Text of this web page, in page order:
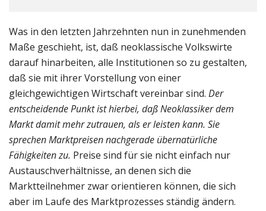
Was in den letzten Jahrzehnten nun in zunehmenden
Maße geschieht, ist, daß neoklassische Volkswirte
darauf hinarbeiten, alle Institutionen so zu gestalten,
daß sie mit ihrer Vorstellung von einer
gleichgewichtigen Wirtschaft vereinbar sind. Der
entscheidende Punkt ist hierbei, daß Neoklassiker dem
Markt damit mehr zutrauen, als er leisten kann. Sie
sprechen Marktpreisen nachgerade übernatürliche
Fähigkeiten zu. Preise sind für sie nicht einfach nur
Austauschverhältnisse, an denen sich die
Marktteilnehmer zwar orientieren können, die sich
aber im Laufe des Marktprozesses ständig ändern.